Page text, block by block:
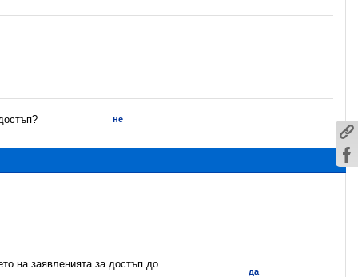
не
на заявленията за достъп до
да